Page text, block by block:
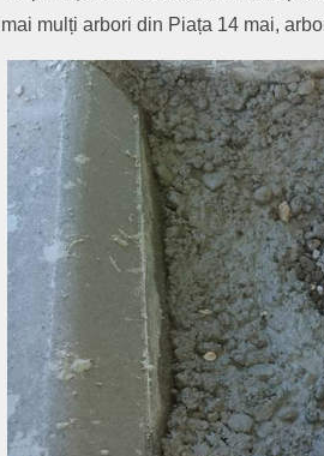
mai mulți arbori din Piața 14 mai,